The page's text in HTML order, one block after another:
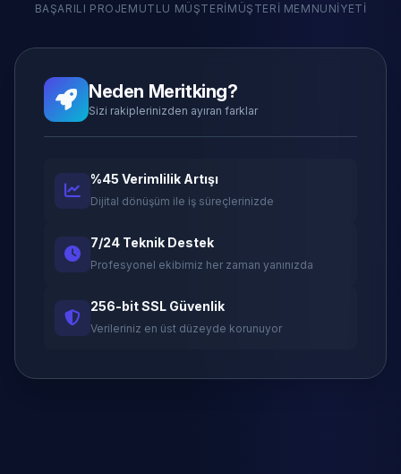
BAŞARILI PROJE MUTLU MÜŞTERI MÜŞTERI MEMNUNIYETI
Neden Meritking?
Sizi rakiplerinizden ayıran farklar
%45 Verimlilik Artışı
Dijital dönüşüm ile iş süreçlerinizde
7/24 Teknik Destek
Profesyonel ekibimiz her zaman yanınızda
256-bit SSL Güvenlik
Verileriniz en üst düzeyde korunuyor